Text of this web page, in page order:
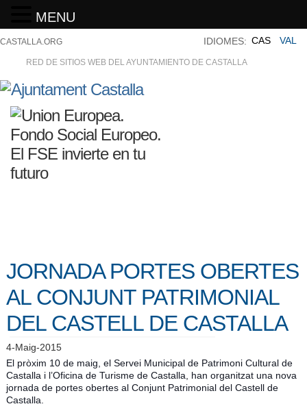
CASTALLA.ORG
RED DE SITIOS WEB DEL AYUNTAMIENTO DE CASTALLA
IDIOMES: CAS VAL
JORNADA PORTES OBERTES
AL CONJUNT PATRIMONIAL
DEL CASTELL DE CASTALLA
4-Maig-2015
El pròxim 10 de maig, el Servei Municipal de Patrimoni Cultural de
Castalla i l’Oficina de Turisme de Castalla, han organitzat una nova
jornada de portes obertes al Conjunt Patrimonial del Castell de
Castalla.
MENU